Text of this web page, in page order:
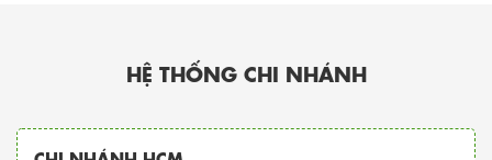
Tìm xưởng bạt mái xếp tại Dĩ An giá rẻ,
uy tín?
HỆ THỐNG CHI NHÁNH